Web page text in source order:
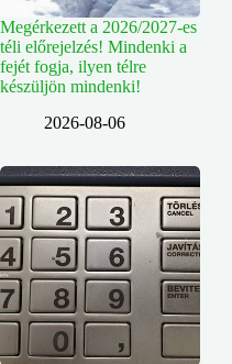
Megérkezett a 2026/2027-es
téli előrejelzés! Mindenki a
fejét fogja, ilyen télre
készüljön mindenki!
2026-08-06